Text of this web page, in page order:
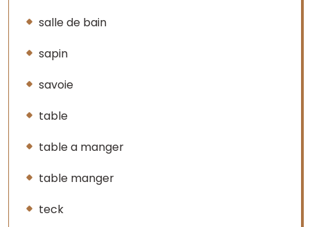
salle de bain
sapin
savoie
table
table a manger
table manger
teck